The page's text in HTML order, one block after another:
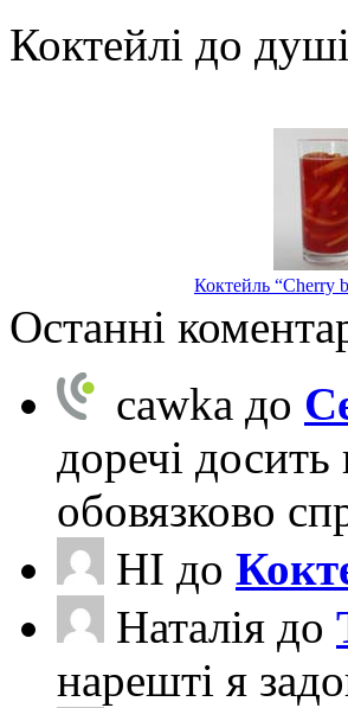
Коктейлі до душі
Коктейль “Cherry
Останні
cawka до
доречі
обовязково
НІ до
Наталія до
нарешті я